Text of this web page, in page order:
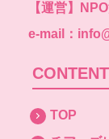
【運営】
e-mail：
TOP